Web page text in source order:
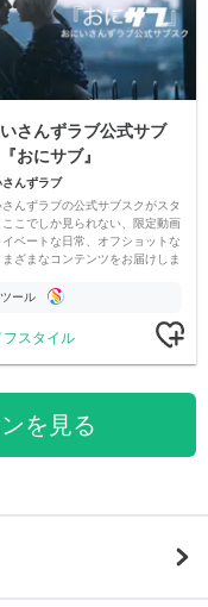
さんずラブ公式サブ
おにサブ』
さんずラブ
さんずラブの公式サブスクがスタ
ここでしか見られない、限定動画
ベートな日常、オフショットな
まざまなコンテンツをお届けしま
ール
フスタイル
を見る